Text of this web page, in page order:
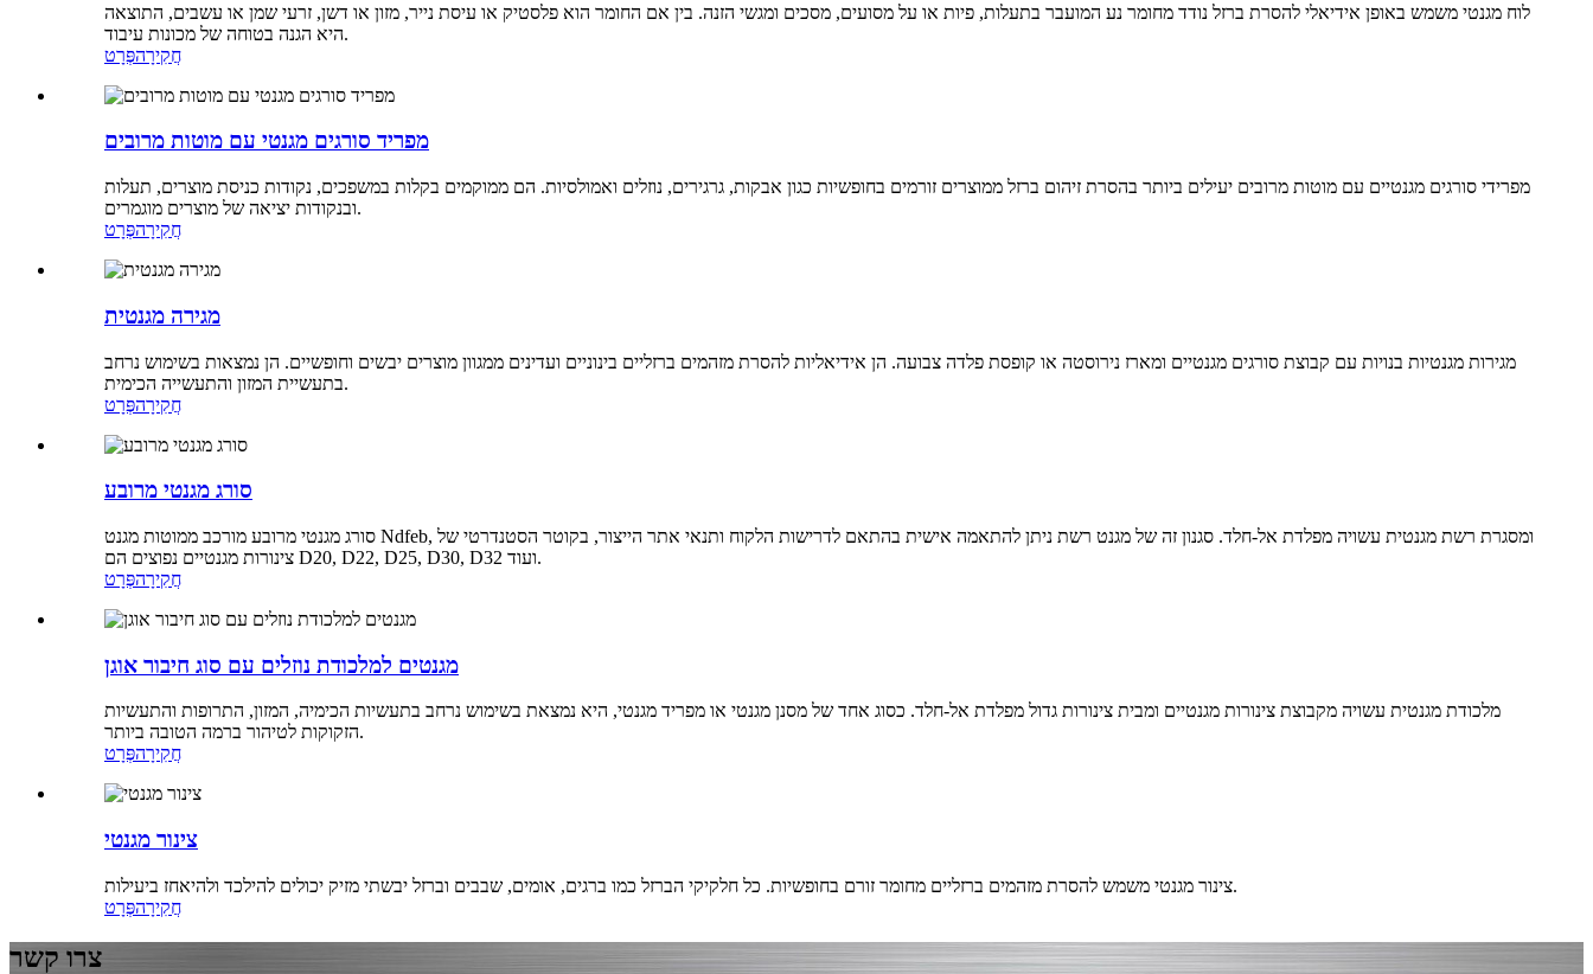
לוח מגנטי משמש באופן אידיאלי להסרת ברזל נודד מחומר נע המועבר בתעלות, פיות או על מסועים, מסכים ומגשי הזנה. בין אם החומר הוא פלסטיק או עיסת נייר, מזון או דשן, זרעי שמן או עשבים, התוצאה
היא הגנה בטוחה של מכונות עיבוד.
חֲקִירָהפְּרָט
מפריד סורגים מגנטי עם מוטות מרובים
מפרידי סורגים מגנטיים עם מוטות מרובים יעילים ביותר בהסרת זיהום ברזל ממוצרים זורמים בחופשיות כגון אבקות, גרגירים, נוזלים ואמולסיות. הם ממוקמים בקלות במשפכים, נקודות כניסת מוצרים, תעלות
ובנקודות יציאה של מוצרים מוגמרים.
חֲקִירָהפְּרָט
מגירה מגנטית
מגירות מגנטיות בנויות עם קבוצת סורגים מגנטיים ומארז נירוסטה או קופסת פלדה צבועה. הן אידיאליות להסרת מזהמים ברזליים בינוניים ועדינים ממגוון מוצרים יבשים וחופשיים. הן נמצאות בשימוש נרחב
בתעשיית המזון והתעשייה הכימית.
חֲקִירָהפְּרָט
סורג מגנטי מרובע
סורג מגנטי מרובע מורכב ממוטות מגנט Ndfeb, ומסגרת רשת מגנטית עשויה מפלדת אל-חלד. סגנון זה של מגנט רשת ניתן להתאמה אישית בהתאם לדרישות הלקוח ותנאי אתר הייצור, בקוטר הסטנדרטי של
צינורות מגנטיים נפוצים הם D20, D22, D25, D30, D32 ועוד.
חֲקִירָהפְּרָט
מגנטים למלכודת נוזלים עם סוג חיבור אוגן
מלכודת מגנטית עשויה מקבוצת צינורות מגנטיים ומבית צינורות גדול מפלדת אל-חלד. כסוג אחד של מסנן מגנטי או מפריד מגנטי, היא נמצאת בשימוש נרחב בתעשיות הכימיה, המזון, התרופות והתעשיות
הזקוקות לטיהור ברמה הטובה ביותר.
חֲקִירָהפְּרָט
צינור מגנטי
צינור מגנטי משמש להסרת מזהמים ברזליים מחומר זורם בחופשיות. כל חלקיקי הברזל כמו ברגים, אומים, שבבים וברזל יבשתי מזיק יכולים להילכד ולהיאחז ביעילות.
חֲקִירָהפְּרָט
צרו קשר